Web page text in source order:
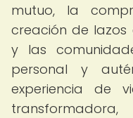
mutuo, la
creación de lazos
y las
personal y
experiencia de